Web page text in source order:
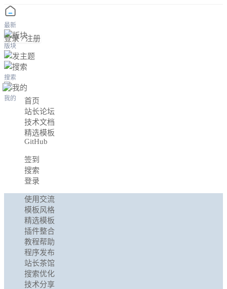
最新
版块
搜索
我的
登录 / 注册
首页
站长论坛
技术文档
精选模板
GitHub
签到
搜索
登录
使用交流
模板风格
精选模板
插件整合
教程帮助
程序发布
站长茶馆
搜索优化
技术分享